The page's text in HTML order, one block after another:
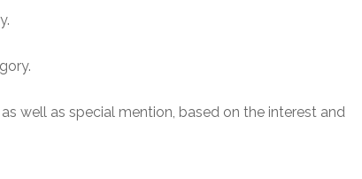
well as special mention, based on the interest and